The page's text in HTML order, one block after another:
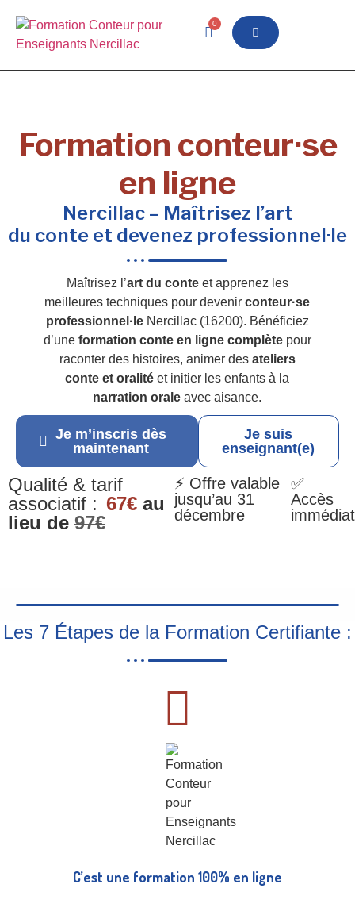
0
Formation conteur·se
en ligne
Nercillac – Maîtrisez l’art
du conte et devenez professionnel·le
Maîtrisez l’art du conteet apprenez les
meilleures techniques pour devenirconteur·se
professionnel·leNercillac (16200). Bénéficiez
d’une formation conte en ligne complètepour
raconter des histoires, animer des ateliers
conte et oralité et initier les enfants à la
narration orale avec aisance.
Je m’inscris dès
maintenant
Je suis
enseignant(e)
Qualité & tarif
associatif : 67€ au
lieu de 97€
⚡ Offre valable
jusqu’au 31
décembre
✅
Accès
immédiat
Les 7 Étapes de la Formation Certifiante :
C’est une formation 100% en ligne